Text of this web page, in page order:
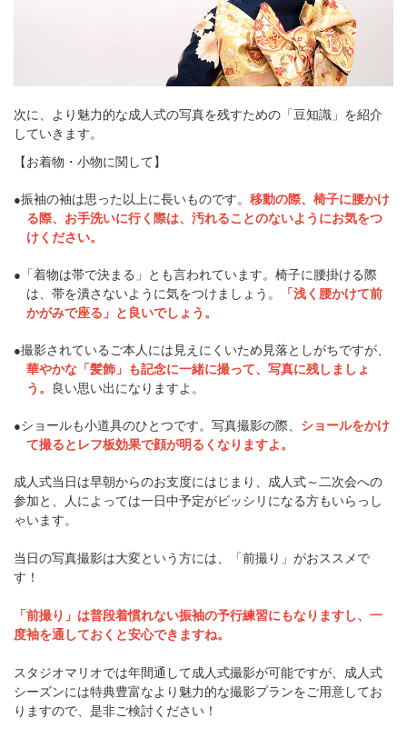
次に、より魅力的な成人式の写真を残すための「豆知識」を紹介
していきます。
【お着物・小物に関して】
●振袖の袖は思った以上に長いものです。 移動の際、椅子に腰かけ
る際、お手洗いに行く際は、汚れることのないようにお気をつ
けください。
● 「着物は帯で決まる」とも言われています。椅子に腰掛ける際
は、帯を潰さないように気をつけましょう。
「浅く腰かけて前
かがみで座る」と良いでしょう。
●撮影されているご本人には見えにくいため見落としがちですが、
華やかな「髪飾」も記念に一緒に撮って、写真に残しましょ
う。 良い思い出になりますよ。
●ショールも小道具のひとつです。写真撮影の際、 ショールをかけ
て撮るとレフ板効果で顔が明るくなりますよ。
成人式当日は早朝からのお支度にはじまり、成人式～二次会への
参加と、人によっては一日中予定がビッシリになる方もいらっし
ゃいます。
当日の写真撮影は大変という方には、「前撮り」がおススメで
す！
「前撮り」は普段着慣れない振袖の予行練習にもなりますし、一
度袖を通しておくと安心できますね。
スタジオマリオでは年間通して成人式撮影が可能ですが、成人式
シーズンには特典豊富なより魅力的な撮影プランをご用意してお
りますので、是非ご検討ください！